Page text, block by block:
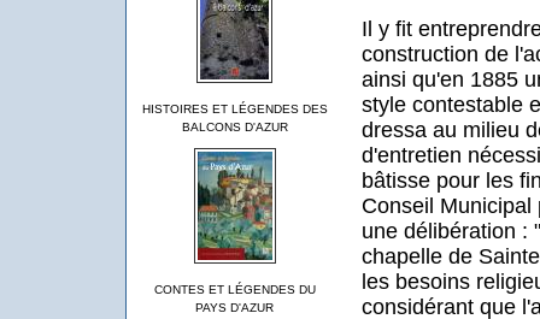
HISTOIRES ET LÉGENDES DES
BALCONS D'AZUR
CONTES ET LÉGENDES DU
PAYS D'AZUR
Il y fit
construction de
ainsi qu'en 1885
style contestable
dressa au milieu
d'entretien
bâtisse pour les
Conseil Municipal
une délibération :
chapelle de
les besoins
considérant que